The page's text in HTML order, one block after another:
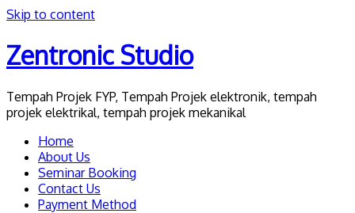
Skip to content
Zentronic Studio
Tempah Projek FYP, Tempah Projek elektronik, tempah
projek elektrikal, tempah projek mekanikal
Home
About Us
Seminar Booking
Contact Us
Payment Method